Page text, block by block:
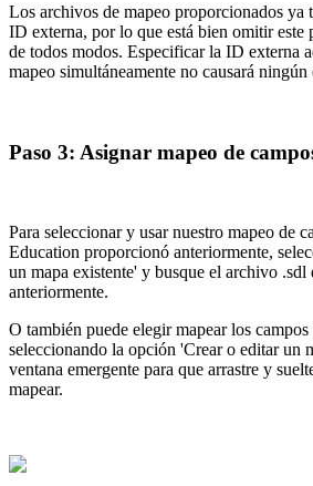
Los archivos de mapeo proporcionados ya
ID externa, por lo que está bien omitir este
de todos modos. Especificar la ID externa
mapeo simultáneamente no causará
Paso 3: Asignar mapeo de
Para seleccionar y usar nuestro mapeo de
Education proporcionó anteriormente,
un mapa existente' y busque el archivo .sdl
anteriormente.
O también puede elegir mapear los campos
seleccionando la opción 'Crear o editar un
ventana emergente para que arrastre y
mapear.